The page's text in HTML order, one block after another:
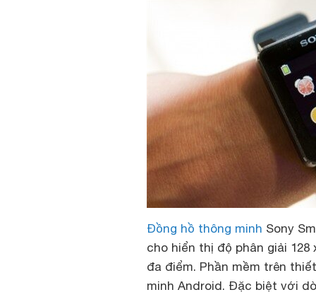
Đồng hồ thông minh Sony
cho hiển thị độ phân giải
đa điểm. Phần mềm trên
minh Android. Đặc biệt với